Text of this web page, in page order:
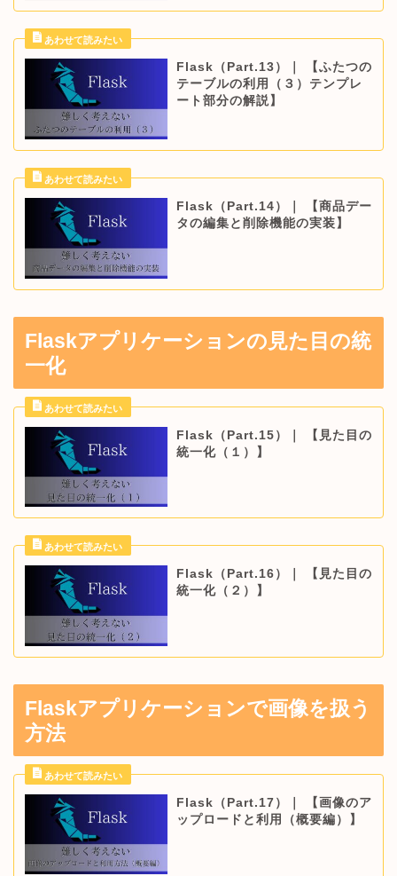
Flask（Part.13）｜ 【ふたつの
テーブルの利用（３）テンプレ
ート部分の解説】
Flask（Part.14）｜ 【商品デー
タの編集と削除機能の実装】
Flaskアプリケーションの見た目の統
一化
Flask（Part.15）｜ 【見た目の
統一化（１）】
Flask（Part.16）｜ 【見た目の
統一化（２）】
Flaskアプリケーションで画像を扱う
方法
Flask（Part.17）｜ 【画像のア
ップロードと利用（概要編）】